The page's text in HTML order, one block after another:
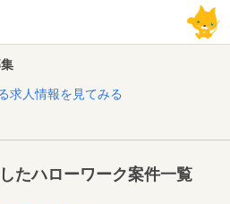
求人情報を見てみる
たハローワーク案件一覧